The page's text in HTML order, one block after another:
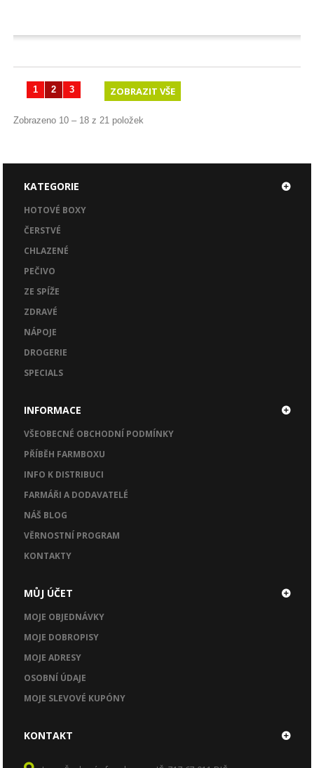
ZOBRAZIT VŠE
1 2 3
Zobrazeno 10 – 18 z 21 položek
KATEGORIE
HOTOVÉ BOXY
ČERSTVÉ
CHLAZENÉ
PEČIVO
ZE SPÍŽE
ZDRAVÉ
NÁPOJE
DROGERIE
SPECIALS
INFORMACE
VŠEOBECNÉ OBCHODNÍ PODMÍNKY
PŘÍBĚH FARMBOXU
INFO K DISTRIBUCI
FARMÁŘI A DODAVATELÉ
NÁŠ BLOG
VĚRNOSTNÍ PROGRAM
KONTAKTY
MŮJ ÚČET
MOJE OBJEDNÁVKY
MOJE DOBROPISY
MOJE ADRESY
OSOBNÍ ÚDAJE
MOJE SLEVOVÉ KUPÓNY
KONTAKT